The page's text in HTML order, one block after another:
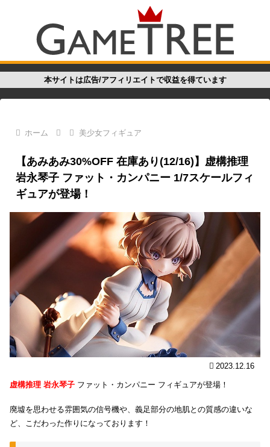
本サイトは広告/アフィリエイトで収益を得ています
ホーム 美少女フィギュア
【あみあみ30%OFF 在庫あり(12/16)】虚構推理
岩永琴子 ファット・カンパニー 1/7スケールフィ
ギュアが登場！
2023.12.16
虚構推理 岩永琴子 ファット・カンパニー フィギュアが登場！
廃墟を思わせる雰囲気の信号機や、義足部分の地肌との質感の違いな
ど、こだわった作りになっております！